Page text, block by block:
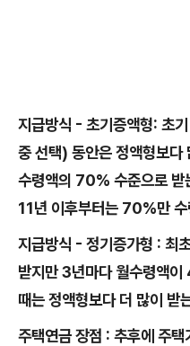
지급방식 - 초기증액형: 초
중 선택) 동안은 정액형보다
수령액의 70% 수준으로 받
11년 이후부터는 70%만 수
지급방식 - 정기증가형 : 최
받지만 3년마다 월수령액
때는 정액형보다 더 많이 받
주택연금 장점 : 추후에 주